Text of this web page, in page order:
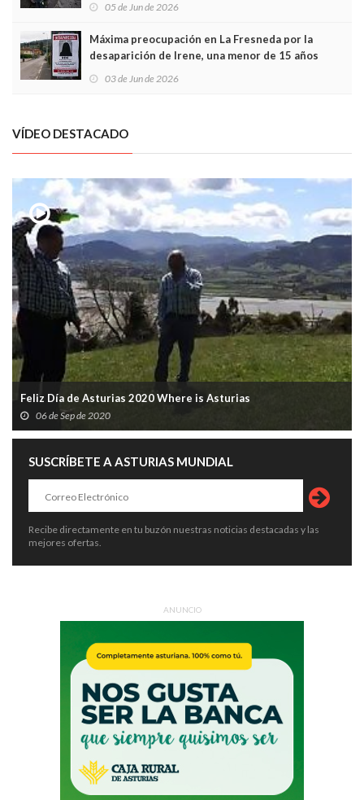
05 de Jun de 2026
Máxima preocupación en La Fresneda por la
desaparición de Irene, una menor de 15 años
03 de Jun de 2026
VÍDEO DESTACADO
Feliz Día de Asturias 2020 Where is Asturias
06 de Sep de 2020
SUSCRÍBETE A ASTURIAS MUNDIAL
Recibe directamente en tu buzón nuestras noticias destacadas y las
mejores ofertas.
ANUNCIO